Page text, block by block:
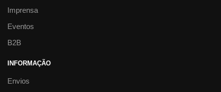
Imprensa
Eventos
B2B
INFORMAÇÃO
Envios